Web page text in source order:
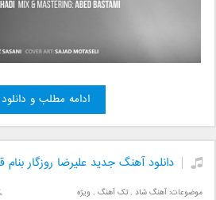
ادامه مطلب و دانلود
دانلود آهنگ جدید علیرضا روزگار بنام
موضوعات:آهنگ شاد ,تک آهنگ ,ویژه